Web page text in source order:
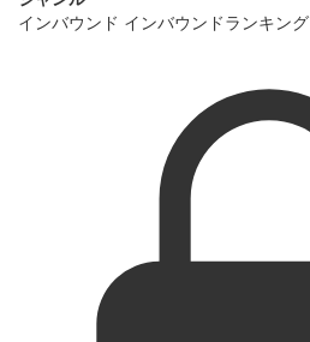
インバウンド インバウンドランキング